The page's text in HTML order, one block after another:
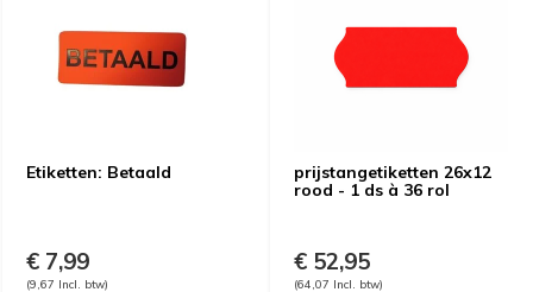
Etiketten: Betaald
€ 7,99
(9,67 Incl. btw)
prijstangetiketten 26x12
rood - 1 ds à 36 rol
€ 52,95
(64,07 Incl. btw)